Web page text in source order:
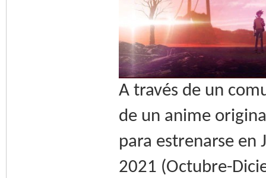
A través de un
de un anime
para estrenarse en
2021 (Octubre-